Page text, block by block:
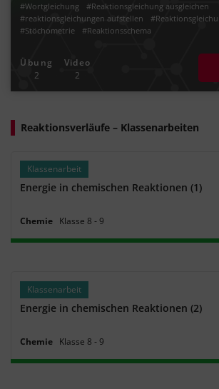
#Wortgleichung
#Reaktionsgleichung ausgleichen
#reaktionsgleichungen aufstellen
#Stöchometrie
#Reaktionsschema
Übung
2
Video
2
Reaktionsverläufe – Klassenarbeiten
Klassenarbeit
Energie in chemischen Reaktionen (1)
Chemie Klasse 8 ‐9
Klassenarbeit
Energie in chemischen Reaktionen (2)
Chemie Klasse 8 ‐9